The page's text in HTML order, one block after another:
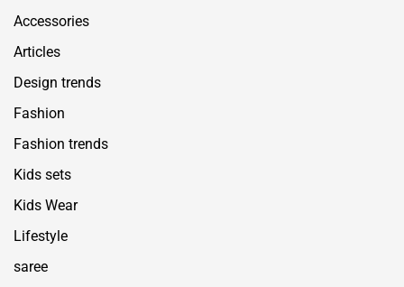
Accessories
Articles
Design trends
Fashion
Fashion trends
Kids sets
Kids Wear
Lifestyle
saree